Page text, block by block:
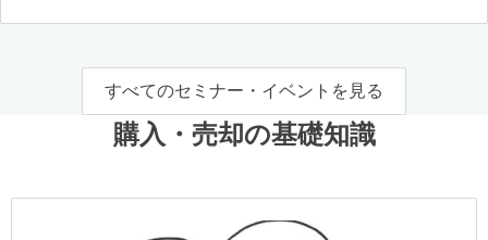
すべてのセミナー・イベントを見る
購入・売却の基礎知識